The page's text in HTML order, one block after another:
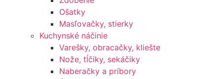
Ošatky
Masľovačky, stierky
Kuchynské náčinie
Varešky, obracačky, kliešte
Nože, tĺčiky, sekáčiky
Naberačky a príbory